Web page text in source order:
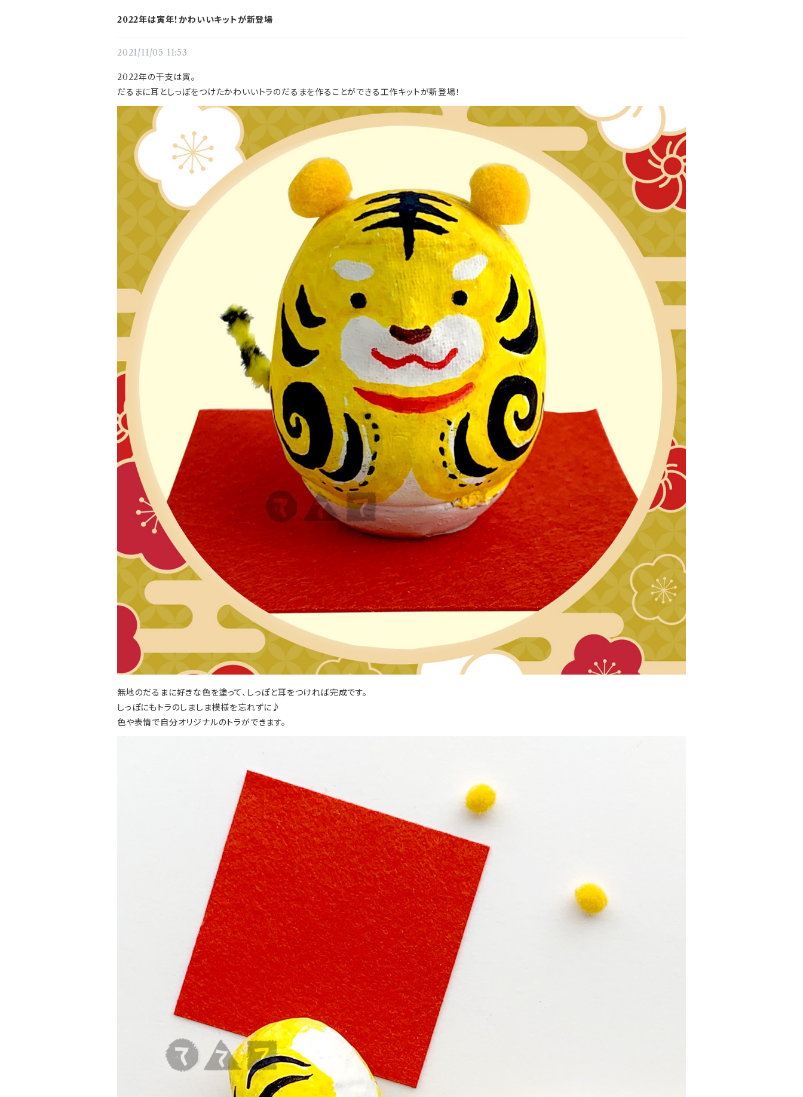
2022年は寅年！かわいいキットが新登場
2021/11/05 11:53
2022年の干支は寅。
だるまに耳としっぽをつけたかわいいトラのだるまを作ることができる工作キットが新登場！
無地のだるまに好きな色を塗って、しっぽと耳をつければ完成です。
しっぽにもトラのしましま模様を忘れずに♪
色や表情で自分オリジナルのトラができます。